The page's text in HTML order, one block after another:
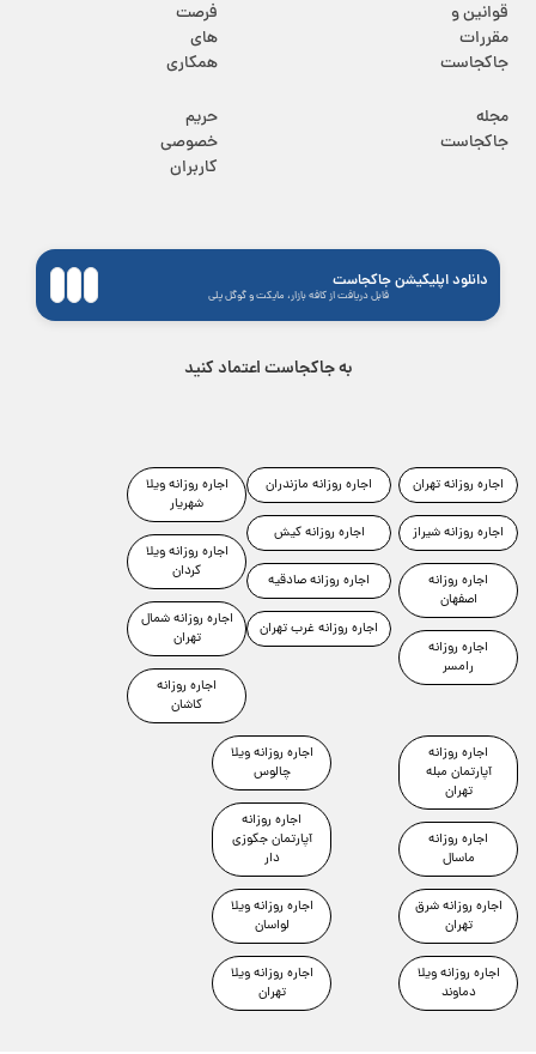
قوانین و
مقررات
جاکجاست
مجله
جاکجاست
فرصت
های
همکاری
حریم
خصوصی
کاربران
دانلود اپلیکیشن جاکجاست
قابل دریافت از کافه بازار، مایکت و گوگل پلی
به جاکجاست اعتماد کنید
اجاره روزانه تهران
اجاره روزانه شیراز
اجاره روزانه
اصفهان
اجاره روزانه
رامسر
اجاره روزانه مازندران
اجاره روزانه کیش
اجاره روزانه صادقیه
اجاره روزانه غرب تهران
اجاره روزانه ویلا
شهریار
اجاره روزانه ویلا
کردان
اجاره روزانه شمال
تهران
اجاره روزانه
کاشان
اجاره روزانه
آپارتمان مبله
تهران
اجاره روزانه
ماسال
اجاره روزانه شرق
تهران
اجاره روزانه ویلا
دماوند
اجاره روزانه ویلا
چالوس
اجاره روزانه
آپارتمان جکوزی
دار
اجاره روزانه ویلا
لواسان
اجاره روزانه ویلا
تهران